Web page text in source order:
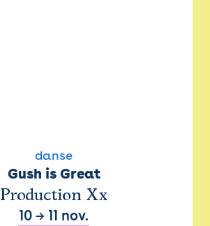
danse
Gush is Great
Production Xx
10 → 11 nov.